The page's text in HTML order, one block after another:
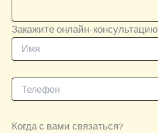
Закажите онлайн-консультацию
Когда с вами связаться?